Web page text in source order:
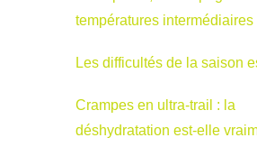
températures intermédiaires
Les difficultés de la saison
Crampes en ultra-trail : la
déshydratation est-elle